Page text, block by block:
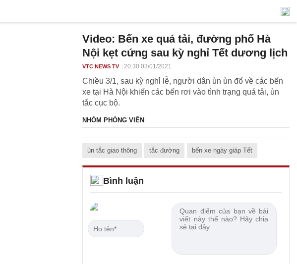
Video: Bến xe quá tải, đường phố Hà
Nội kẹt cứng sau kỳ nghỉ Tết dương lịch
VTC NEWS TV 20:30 03/01/2021
Chiều 3/1, sau kỳ nghỉ lễ, người dân ùn ùn đổ về các bến
xe tại Hà Nội khiến các bến rơi vào tình trạng quá tải, ùn
tắc cục bộ.
NHÓM PHÓNG VIÊN
ùn tắc giao thông tắc đường bến xe ngày giáp Tết
Bình luận